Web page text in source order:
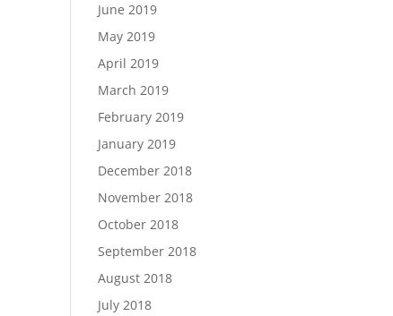
June 2019
May 2019
April 2019
March 2019
February 2019
January 2019
December 2018
November 2018
October 2018
September 2018
August 2018
July 2018